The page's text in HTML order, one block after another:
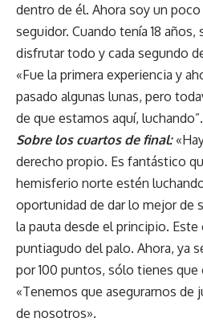
dentro de él. Ahora soy un
seguidor. Cuando tenía 18 años,
disfrutar todo y cada segundo
«Fue la primera experiencia y
pasado algunas lunas, pero
de que estamos aquí, luchando”.
Sobre los cuartos de final:
derecho propio. Es fantástico
hemisferio norte estén
oportunidad de dar lo mejor de
la pauta desde el principio.
puntiagudo del palo. Ahora, ya
por 100 puntos, sólo tienes
«Tenemos que asegurarnos de
de nosotros».